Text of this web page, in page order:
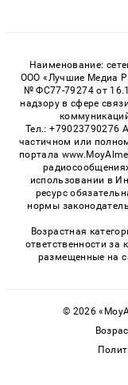
Наименование:
ООО «Лучшие Медиа
№ ФС77-79274 от
надзору в сфере
Тел.: +79023790276
частичном или
портала
использовании в
ресурс
нормы
Возрастная
ответственности
размещенные на
© 2026